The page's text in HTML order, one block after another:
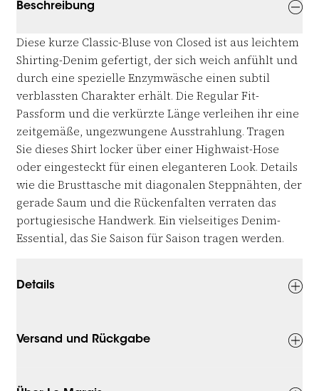
Beschreibung
Diese kurze Classic-Bluse von Closed ist aus leichtem
Shirting-Denim gefertigt, der sich weich anfühlt und
durch eine spezielle Enzymwäsche einen subtil
verblassten Charakter erhält. Die Regular Fit-
Passform und die verkürzte Länge verleihen ihr eine
zeitgemäße, ungezwungene Ausstrahlung. Tragen
Sie dieses Shirt locker über einer Highwaist-Hose
oder eingesteckt für einen eleganteren Look. Details
wie die Brusttasche mit diagonalen Steppnähten, der
gerade Saum und die Rückenfalten verraten das
portugiesische Handwerk. Ein vielseitiges Denim-
Essential, das Sie Saison für Saison tragen werden.
Details
Versand und Rückgabe